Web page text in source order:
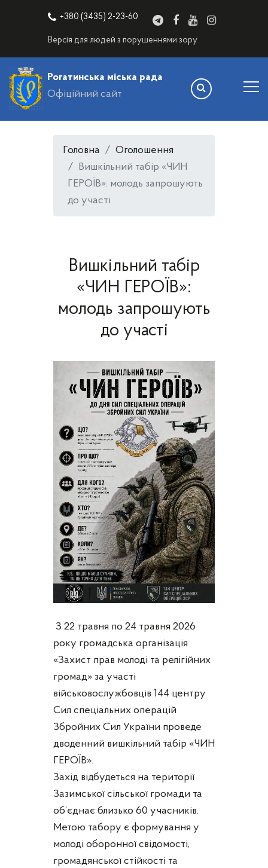
+380 (3435) 2-23-60
Версія для людей з порушеннями зору
Рогатинська міська рада
Офіційний сайт
Головна
Оголошення
Вишкільний табір «ЧИН
ГЕРОЇВ»: молодь запрошують
до участі
Вишкільний табір
«ЧИН ГЕРОЇВ»:
молодь запрошують
до участі
З 22 травня по 24 травня 2026
року громадська організація
«Захист прав молоді та релігійних
громад» за участі
військовослужбовців 144 центру
Сил спеціальних операцій
Збройних Сил України проведе
дводенний вишкільний табір «ЧИН
ГЕРОЇВ».
Захід відбудеться на території
Зазимської сільської громади та
об’єднає близько 60 учасників.
Метою табору є формування у
молоді оборонної свідомості,
громадянської стійкості та